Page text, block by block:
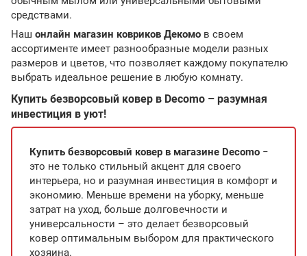
средствами.
Наш онлайн магазин ковриков Декомо в своем
ассортименте имеет разнообразные модели разных
размеров и цветов, что позволяет каждому покупателю
выбрать идеальное решение в любую комнату.
Купить безворсовый ковер в Decomo – разумная
инвестиция в уют!
Купить безворсовый ковер в магазине Decomo −
это не только стильный акцент для своего
интерьера, но и разумная инвестиция в комфорт и
экономию. Меньше времени на уборку, меньше
затрат на уход, больше долговечности и
универсальности – это делает безворсовый
ковер оптимальным выбором для практического
хозяина.